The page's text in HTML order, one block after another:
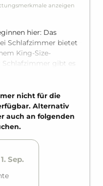
anzeigen
hier: Das
Schlafzimmer bietet
King-Size-
Schlafzimmer gibt es
ein Stockbett für zwei
Schlafcouch für
Dazu kommen
eine voll
privater Balkon. Platz
nicht für die
Alternativ
auch an folgenden
Sep.